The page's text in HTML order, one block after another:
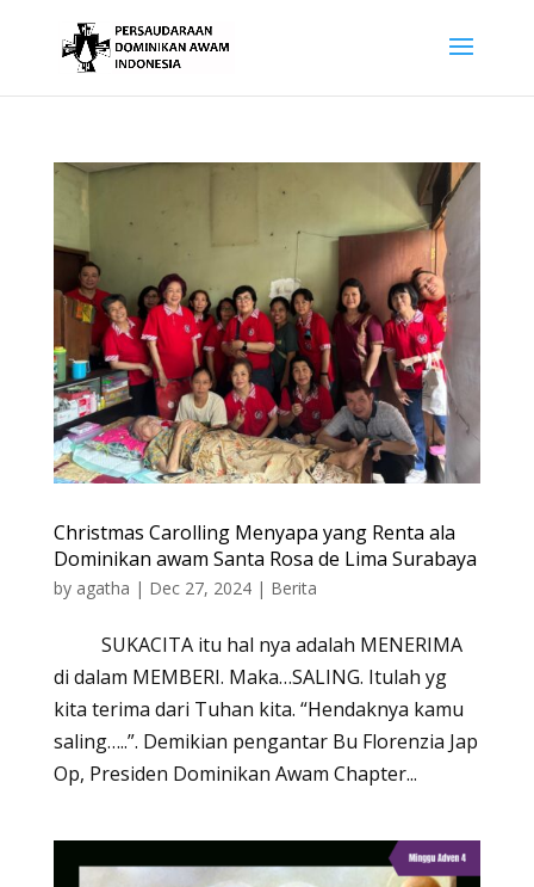
Christmas Carolling Menyapa yang Renta ala
Dominikan awam Santa Rosa de Lima Surabaya
by agatha | Dec 27, 2024| Berita
SUKACITA itu hal nya adalah MENERIMA
di dalam MEMBERI. Maka…SALING. Itulah yg
kita terima dari Tuhan kita. “Hendaknya kamu
saling…..”. Demikian pengantar Bu Florenzia Jap
Op, Presiden Dominikan Awam Chapter...